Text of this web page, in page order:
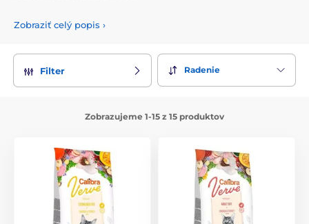
Zobraziť celý popis ›
Filter Radenie
Zobrazujeme 1-15 z 15 produktov